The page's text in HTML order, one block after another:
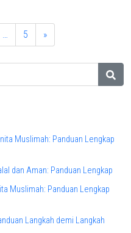
… 5 »
Muslimah: Panduan Lengkap
dan Aman: Panduan Lengkap
Muslimah: Panduan Lengkap
Langkah demi Langkah